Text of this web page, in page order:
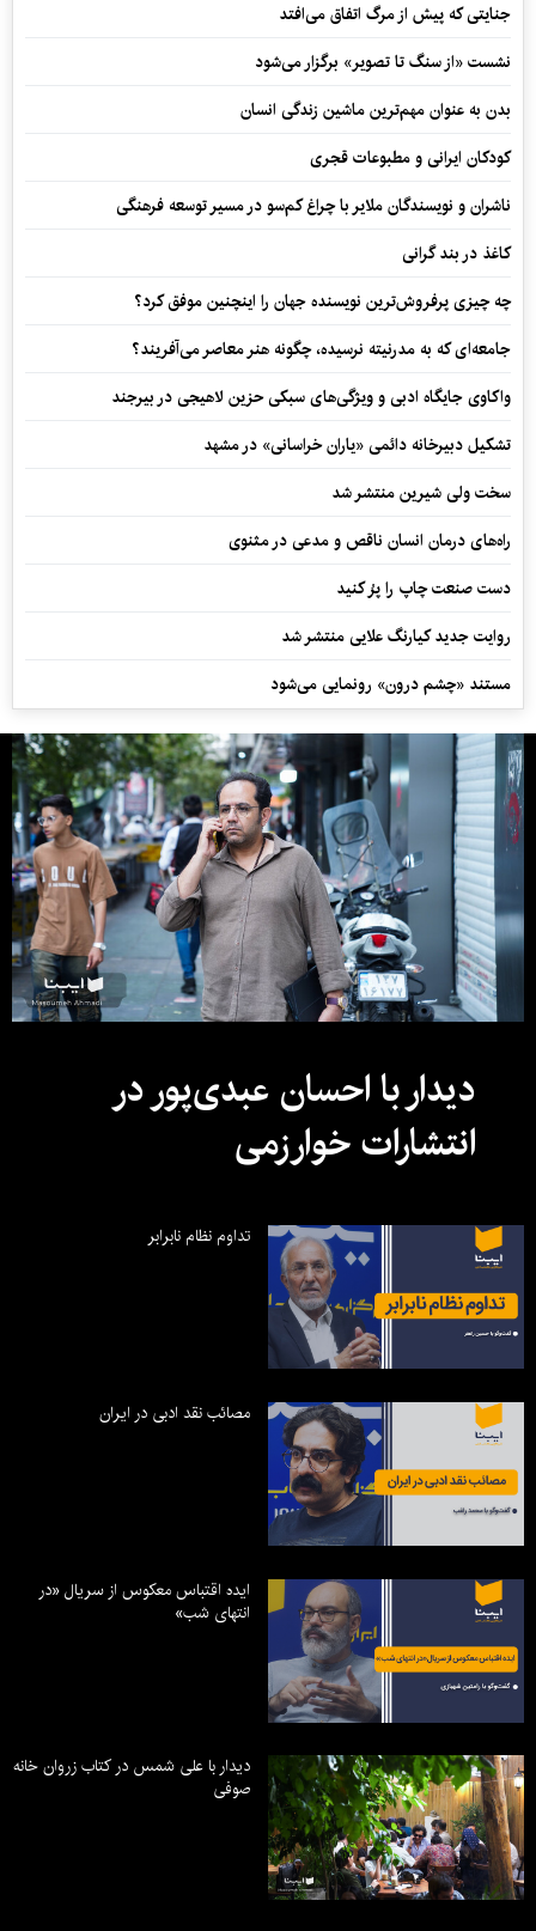
جنایتی که پیش از مرگ اتفاق می‌افتد
نشست «از سنگ تا تصویر» برگزار می‌شود
بدن به عنوان مهم‌ترین ماشین زندگی انسان
کودکان ایرانی و مطبوعات قجری
ناشران و نویسندگان ملایر با چراغ کم‌سو در مسیر توسعه فرهنگی
کاغذ در بند گرانی
چه چیزی پرفروش‌ترین نویسنده جهان را اینچنین موفق کرد؟
جامعه‌ای که به مدرنیته نرسیده، چگونه هنر معاصر می‌آفریند؟
واکاوی جایگاه ادبی و ویژگی‌های سبکی حزین لاهیجی در بیرجند
تشکیل دبیرخانه دائمی «یاران خراسانی» در مشهد
سخت ولی شیرین منتشر شد
راه‌های درمان انسان ناقص و مدعی در مثنوی
دست صنعت چاپ را پرُ کنید
روایت جدید کیارنگ علایی منتشر شد
مستند «چشم درون» رونمایی می‌شود
دیدار با احسان عبدی‌پور در
انتشارات خوارزمی
تداوم نظام نابرابر
مصائب نقد ادبی در ایران
ایده اقتباس معکوس از سریال «در
انتهای شب»
دیدار با علی شمس در کتاب زروان خانه
صوفی